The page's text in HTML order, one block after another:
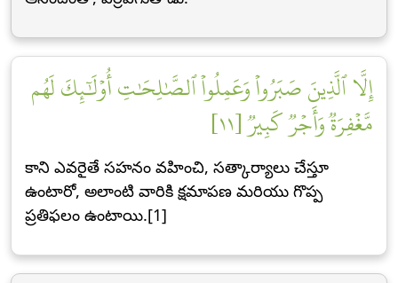
إِلَّا ٱلَّذِينَ صَبَرُواْ وَعَمِلُواْ ٱلصَّٰلِحَٰتِ أُوْلَٰٓئِكَ لَهُم
مَّغۡفِرَةٞ وَأَجۡرٞ كَبِيرٞ [١١]
కాని ఎవరైతే సహనం వహించి, సత్కార్యాలు చేస్తూ
ఉంటారో, అలాంటి వారికి క్షమాపణ మరియు గొప్ప
ప్రతిఫలం ఉంటాయి.[1]